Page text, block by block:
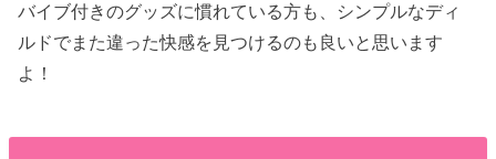
バイブ付きのグッズに慣れている方も、シンプルなディ
ルドでまた違った快感を見つけるのも良いと思います
よ！